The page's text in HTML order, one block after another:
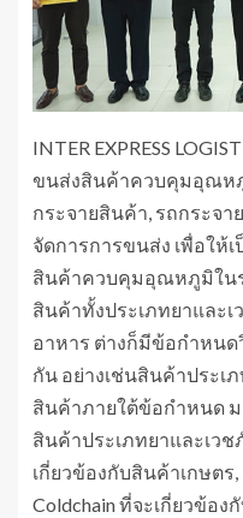
INTER EXPRESS
ขนส่งสินค้าควบคุมอุณห
กระจายสินค้า, รถกระจา
จัดการการขนส่ง เพื่อให้
สินค้าควบคุมอุณหภูมิใน
สินค้าทั้งประเภทยาและ
อาหาร ต่างก็มีข้อกำหน
กัน อย่างเช่นสินค้าประเ
สินค้าภายใต้ข้อกำหนด ม
สินค้าประเภทยาและเว
เกี่ยวข้องกับสินค้าเกษตร
Coldchain ที่จะเกี่ยวข้อ